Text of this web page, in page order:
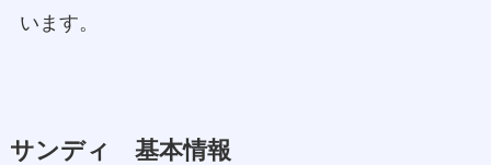
います。
サンディ 基本情報